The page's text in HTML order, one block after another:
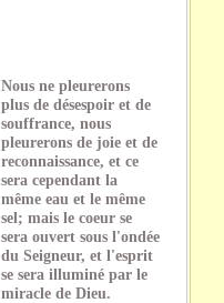
Nous ne pleurerons
plus de désespoir et de
souffrance, nous
pleurerons de joie et de
reconnaissance, et ce
sera cependant la
même eau et le même
sel; mais le coeur se
sera ouvert sous l'ondée
du Seigneur, et l'esprit
se sera illuminé par le
miracle de Dieu.